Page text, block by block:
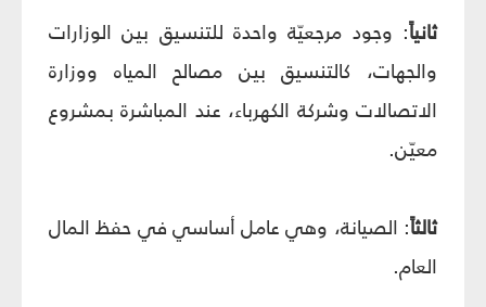
ثانياً: وجود مرجعيّة واحدة للتنسيق بين الوزارات
والجهات، كالتنسيق بين مصالح المياه ووزارة
الاتصالات وشركة الكهرباء، عند المباشرة بمشروع
معيّن.
ثالثاً: الصيانة، وهي عامل أساسي في حفظ المال
العام.